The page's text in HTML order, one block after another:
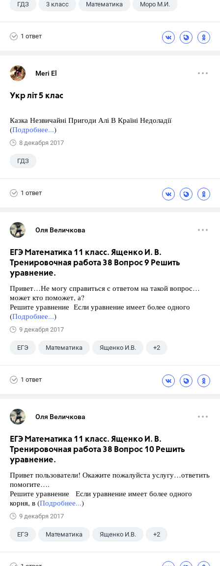
ГДЗ 3 класс Математика Моро М.И.
1 ответ
Meri El
Укр літ 5 клас
Казка Незвичайні Пригоди Алі В Країні Недоладії
(Подробнее...)
8 декабря 2017
ГДЗ
1 ответ
Оля Величкова
ЕГЭ Математика 11 класс. Ященко И. В.
Тренировочная работа 38 Вопрос 9 Решить
уравнение.
Привет…Не могу справиться с ответом на такой вопрос…
может кто поможет, а?
Решите уравнение Если уравнение имеет более одного
(Подробнее...)
9 декабря 2017
ЕГЭ Математика Ященко И.В. +2
1 ответ
Оля Величкова
ЕГЭ Математика 11 класс. Ященко И. В.
Тренировочная работа 38 Вопрос 10 Решить
уравнение.
Привет пользователи! Окажите пожалуйста услугу…ответить
помогите….
Решите уравнение Если уравнение имеет более одного
корня, в (Подробнее...)
9 декабря 2017
ЕГЭ Математика Ященко И.В. +2